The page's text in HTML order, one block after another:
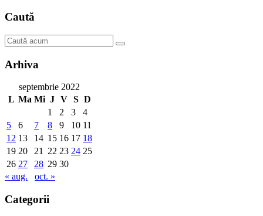
Caută
Arhiva
septembrie 2022
L Ma Mi J V S D
1
2 3
4
5
6 7 8 9 10 11
12 13 14 15 16 17 18
19 20 21 22 23 24 25
26 27 28 29 30
« aug.
oct. »
Categorii